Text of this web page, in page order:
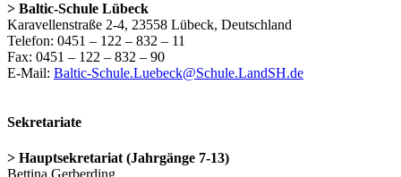
> Baltic-Schule Lübeck
Karavellenstraße 2-4, 23558 Lübeck, Deutschland
Telefon: 0451 – 122 – 832 – 11
Fax: 0451 – 122 – 832 – 90
E-Mail: Baltic-Schule.Luebeck@Schule.LandSH.de
Sekretariate
> Hauptsekretariat (Jahrgänge 7-13)
Bettina Gerberding